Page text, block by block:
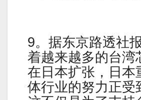
9。据东京路透社
着越来越多的台湾
在日本扩张，日本
体行业的努力正受